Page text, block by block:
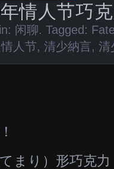
情人节巧克
闲聊. Tagged: Fate
情人节, 清少納言, 清
まり）形巧克力